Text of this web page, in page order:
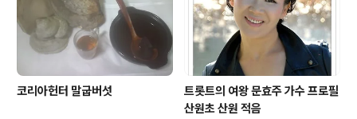
코리아헌터 말굽버섯
트롯트의 여왕 문효주 가수 프로필
산원초 산원 적음